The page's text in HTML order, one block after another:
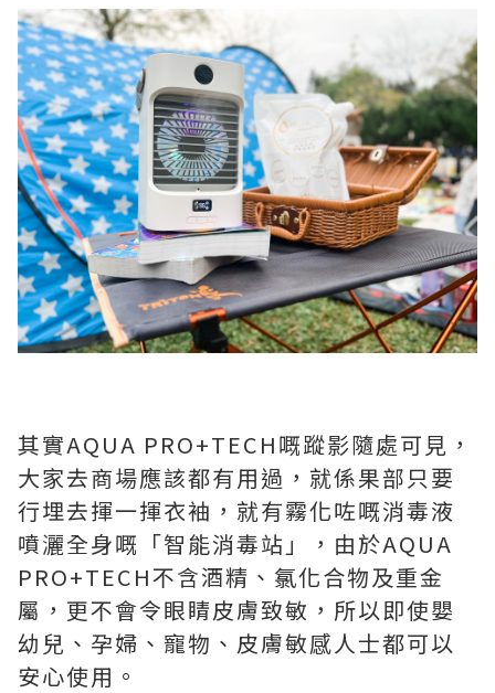
其實AQUA PRO+TECH嘅蹤影隨處可見，
大家去商場應該都有用過，就係果部只要
行埋去揮一揮衣袖，就有霧化咗嘅消毒液
噴灑全身嘅「智能消毒站」，由於AQUA
PRO+TECH不含酒精、氯化合物及重金
屬，更不會令眼睛皮膚致敏，所以即使嬰
幼兒、孕婦、寵物、皮膚敏感人士都可以
安心使用。